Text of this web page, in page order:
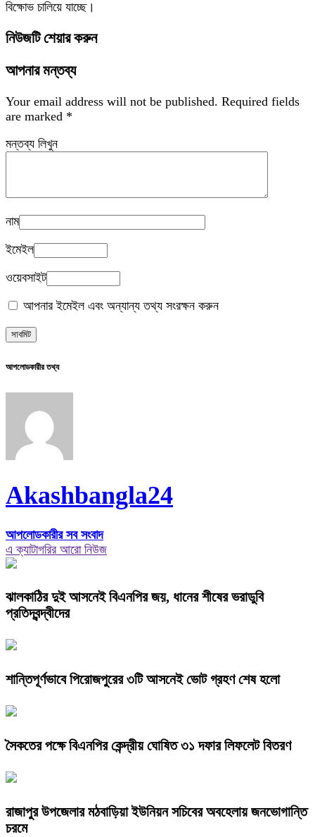
বিক্ষোভ চালিয়ে যাচ্ছে।
নিউজটি শেয়ার করুন
আপনার মন্তব্য
Your email address will not be published. Required fields
are marked *
মন্তব্য লিখুন
নাম
ইমেইল
ওয়েবসাইট
আপনার ইমেইল এবং অন্যান্য তথ্য সংরক্ষন করুন
আপলোডকারীর তথ্য
Akashbangla24
আপলোডকারীর সব সংবাদ
এ ক্যাটাগরির আরো নিউজ
ঝালকাঠির দুই আসনেই বিএনপির জয়, ধানের শীষের ভরাডুবি
প্রতিদ্বন্দ্বীদের
শান্তিপূর্ণভাবে পিরোজপুরের ৩টি আসনেই ভোট গ্রহণ শেষ হলো
সৈকতের পক্ষে বিএনপির কেন্দ্রীয় ঘোষিত ৩১ দফার লিফলেট বিতরণ
রাজাপুর উপজেলার মঠবাড়িয়া ইউনিয়ন সচিবের অবহেলায় জনভোগান্তি
চরমে